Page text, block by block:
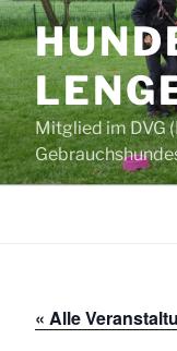
Zum
Inhalt
springen
Mitglied im DVG
« Alle